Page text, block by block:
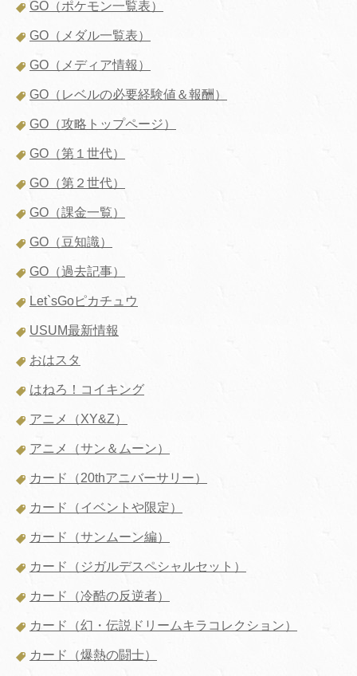
GO（ポケモン一覧表）
GO（メダル一覧表）
GO（メディア情報）
GO（レベルの必要経験値＆報酬）
GO（攻略トップページ）
GO（第１世代）
GO（第２世代）
GO（課金一覧）
GO（豆知識）
GO（過去記事）
Let`sGoピカチュウ
USUM最新情報
おはスタ
はねろ！コイキング
アニメ（XY&Z）
アニメ（サン＆ムーン）
カード（20thアニバーサリー）
カード（イベントや限定）
カード（サンムーン編）
カード（ジガルデスペシャルセット）
カード（冷酷の反逆者）
カード（幻・伝説ドリームキラコレクション）
カード（爆熱の闘士）